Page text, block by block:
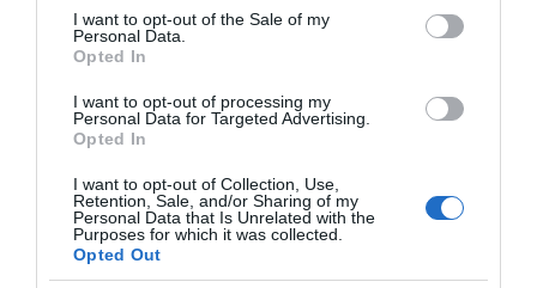
consent section.
I want to opt-out of the Sale of my
Personal Data.
Opted In
I want to opt-out of processing my
Personal Data for Targeted Advertising.
Opted In
I want to opt-out of Collection, Use,
Retention, Sale, and/or Sharing of my
Personal Data that Is Unrelated with the
Purposes for which it was collected.
Opted Out
LinkedIn
Tags: EUROSTAT